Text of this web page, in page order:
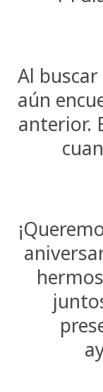
Al
aún
anterior.